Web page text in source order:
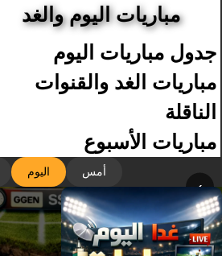
مباريات اليوم والغد
جدول مباريات اليوم
مباريات الغد والقنوات
الناقلة
مباريات الأسبوع
أمس اليوم
›